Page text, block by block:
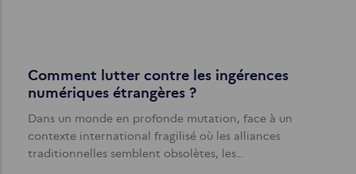
Comment lutter contre les ingérences
numériques étrangères ?
Dans un monde en profonde mutation, face à un
contexte international fragilisé où les alliances
traditionnelles semblent obsolètes, les…